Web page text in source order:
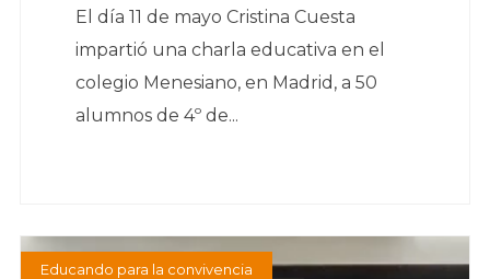
El día 11 de mayo Cristina Cuesta
impartió una charla educativa en el
colegio Menesiano, en Madrid, a 50
alumnos de 4º de...
Educando para la convivencia